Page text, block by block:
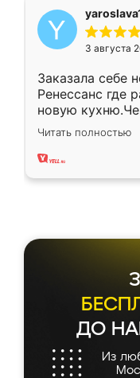
3 августа
Заказала себе
Ренессанс где
новую
вполне
два года,
Читать полностью
ДО
Из